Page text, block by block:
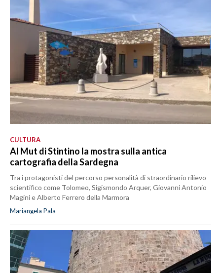
CULTURA
Al Mut di Stintino la mostra sulla antica
cartografia della Sardegna
Tra i protagonisti del percorso personalità di straordinario rilievo
scientifico come Tolomeo, Sigismondo Arquer, Giovanni Antonio
Magini e Alberto Ferrero della Marmora
Mariangela Pala